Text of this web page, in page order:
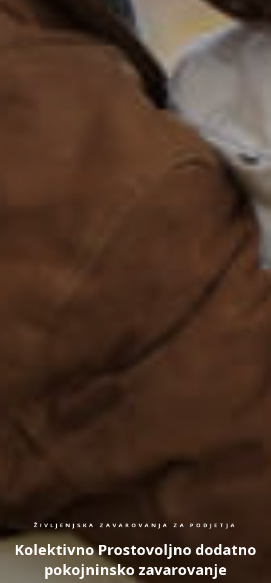
ŽIVLJENJSKA ZAVAROVANJA ZA PODJETJA
Kolektivno Prostovoljno dodatno
pokojninsko zavarovanje